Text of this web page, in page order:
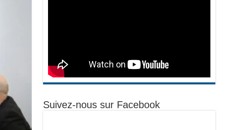
Suivez-nous sur Facebook